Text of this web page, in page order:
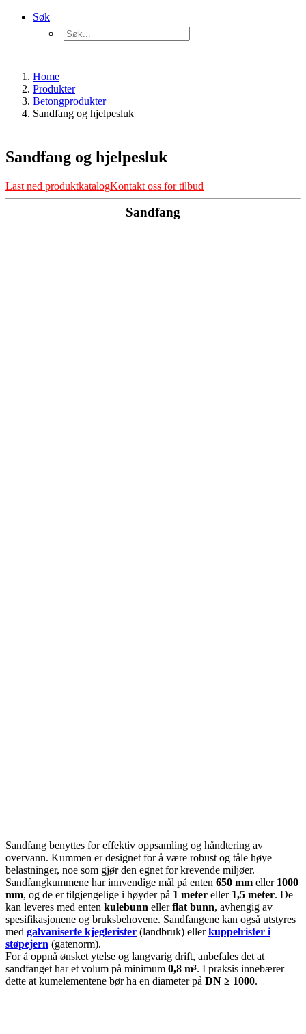
Søk
Home
Produkter
Betongprodukter
Sandfang og hjelpesluk
Sandfang og hjelpesluk
Last ned produktkatalogKontakt oss for tilbud
Sandfang
Sandfang benyttes for effektiv oppsamling og håndtering av
overvann. Kummen er designet for å være robust og tåle høye
belastninger, noe som gjør den egnet for krevende miljøer.
Sandfangkummene har innvendige mål på enten 650 mm eller 1000
mm, og de er tilgjengelige i høyder på 1 meter eller 1,5 meter. De
kan leveres med enten kulebunn ellerflat bunn, avhengig av
spesifikasjonene og bruksbehovene. Sandfangene kan også utstyres
med galvaniserte kjeglerister (landbruk) ellerkuppelrister i
støpejern (gatenorm).
For å oppnå ønsket ytelse og langvarig drift, anbefales det at
sandfanget har et volum på minimum 0,8 m³. I praksis innebærer
dette at kumelementene bør ha en diameter på DN ≥ 1000.